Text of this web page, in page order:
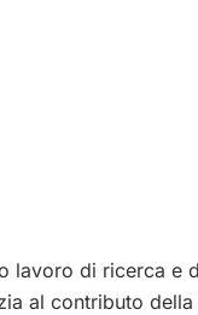
lavoro di ricerca e
al contributo